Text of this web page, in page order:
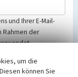
und Ihrer E-Mail-
Rahmen der
Vorschriften des
und der seit
um die
können Sie